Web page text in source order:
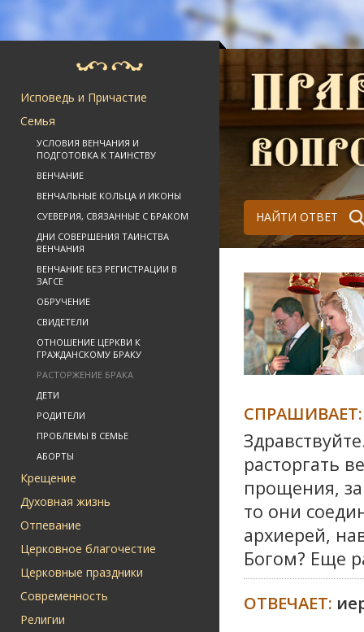
Исповедь и Причастие
Семья
УСЛОВИЯ ВЕНЧАНИЯ И
ПОДГОТОВКА К ТАИНСТВУ
ВЕНЧАНИЕ
ВЕНЧАЛЬНЫЕ КОЛЬЦА И ИКОНЫ
СУЕВЕРИЯ, СВЯЗАННЫЕ С БРАКОМ
ДНИ СОВЕРШЕНИЯ ТАИНСТВА
ВЕНЧАНИЯ
ВЕНЧАНИЕ БЕЗ РЕГИСТРАЦИИ В
ЗАГСЕ
ОБРУЧЕНИЕ
СВИДЕТЕЛИ
ОТНОШЕНИЕ ЦЕРКВИ К
ГРАЖДАНСКОМУ БРАКУ
РАСТОРЖЕНИЕ БРАКА
ДЕТИ
РОДИТЕЛИ
ПРОБЛЕМЫ В СЕМЬЕ
АБОРТЫ
Крещение
Духовная жизнь
Отпевание
Церковное благочестие
Церковные праздники
Современность
Религии
НАЙТИ ОТВЕТ
СПРАШИВАЕТ:
расторгать
прощения,
то они
архиерей,
Богом? Еще
ОТВЕЧАЕТ: